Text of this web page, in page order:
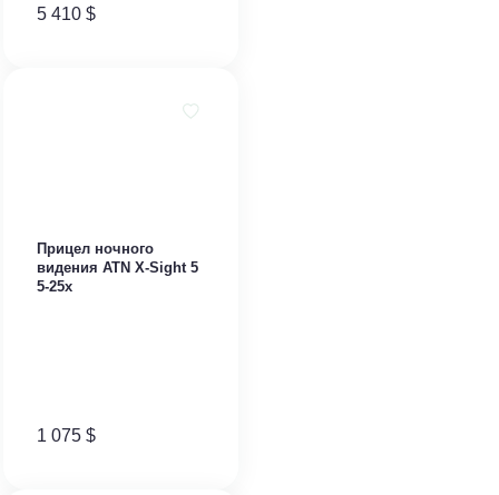
5 410 $
Прицел ночного
видения ATN X-Sight 5
5-25x
1 075 $